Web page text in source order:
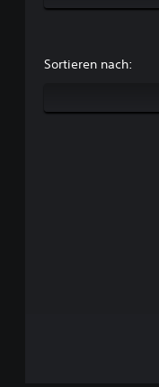
Sortieren nach: